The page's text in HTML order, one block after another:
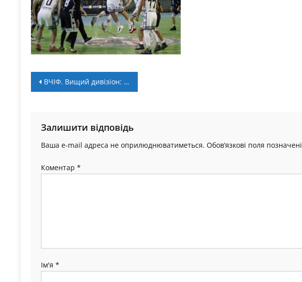
Навігація
ВЧІФ. Вищий дивізіон: розклад матчів 16-17 листопада
Залишити відповідь
Ваша e-mail адреса не оприлюднюватиметься. Обов’язкові поля позначені
Коментар *
Ім'я *